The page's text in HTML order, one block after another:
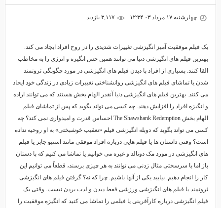
چهارشنبه ۱۷ مرداد ۰۳ ۱۲:۳۴ ۳,۱۱۷ بازديد
یک فیلم موفقیت آمیز انگیزشی تغییرات شدیدی را در روح افراد ایجاد می کند.
بهترین فیلم های انگیزشی دنیا می توانند همین حس انگیزه و انرژی را به مخاطب
القا کنند. بسیاری از افراد با دیدن فیلم های انگیزشی در مورد چگونگی ثروتمند
شدن یا تماشای فیلم های انگیزشی روانشناختی تغییرات زیادی در زندگی خود ایجاد
می کنند. بهترین فیلم های انگیزشی دنیا آنقدر الهام بخش هستند که می توانند اراده
و انگیزه افراد را افزایش دهند. چه کسی می تواند بگوید که پس از تماشای فیلم
الهام بخش The Shawshank Redemption احساس قدرت و امیدواری نمی کند؟ چه
کسی می تواند بگوید که دوبله انگیزشی فیلم «تعقیب خوشبختی» به او روحیه نداده
است؟ وقتی داستان ها یا فیلم هایی درباره افراد موفقی مانند استیو جابز یا فیلم
های انگیزشی در مورد مک دونالد و غیره می خوانیم یا تماشا می کنیم که با دستان
باز اما با سرسختی مثال زدنی می توانند به هر چیزی برسند، قطعاً می توانیم این
کار را انجام دهیم. بیایید یکی از آنها باشیم. چرا که نه؟ گرفتن فیلم های انگیزشی
ثروتمند یا فیلم های انگیزشی ورزشی فقط دیدن و لذت بردن نیست. وقتی یک
فیلم انگیزشی درباره کارآفرینی یا فیلمی را تماشا می کنید که انگیزه موفقیت را